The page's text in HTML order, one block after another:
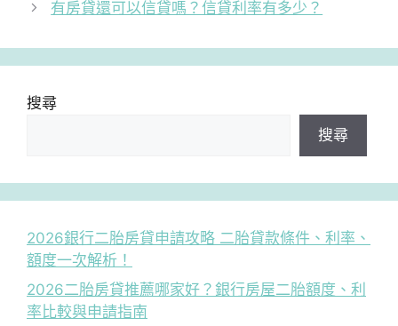
有房貸還可以信貸嗎？信貸利率有多少？
搜尋
搜尋
2026銀行二胎房貸申請攻略 二胎貸款條件、利率、
額度一次解析！
2026二胎房貸推薦哪家好？銀行房屋二胎額度、利
率比較與申請指南